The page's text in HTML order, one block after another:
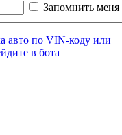
Запомнить меня